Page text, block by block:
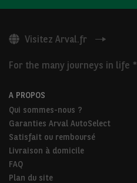
Visitez Arval.fr
For the many journeys in life *
A PROPOS
Qui sommes-nous ?
Garanties Arval AutoSelect
Satisfait ou remboursé
Livraison à domicile
FAQ
Plan du site